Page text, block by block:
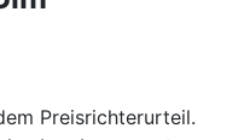
Preisrichterurteil.